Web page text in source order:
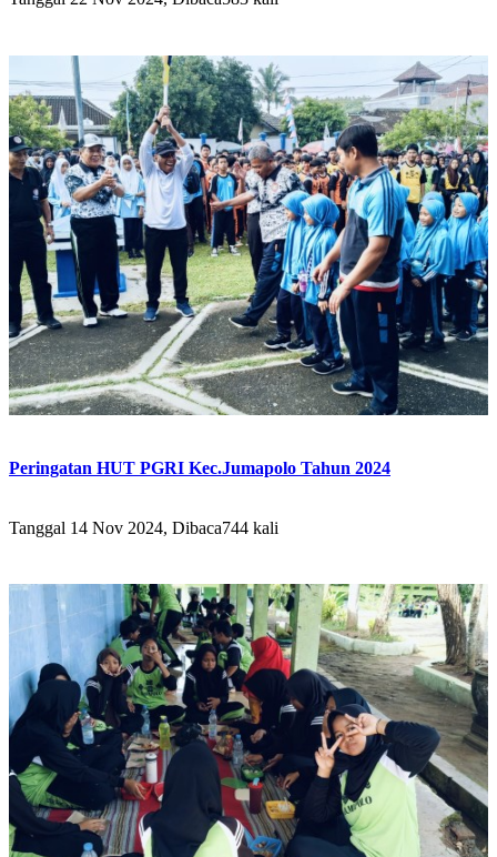
Peringatan HUT PGRI Kec.Jumapolo Tahun 2024
Tanggal 14 Nov 2024, Dibaca744 kali